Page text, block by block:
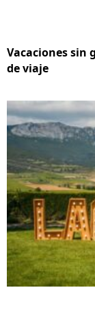
Vacaciones sin
de viaje